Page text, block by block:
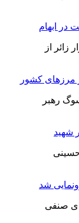
در ابهام
شد